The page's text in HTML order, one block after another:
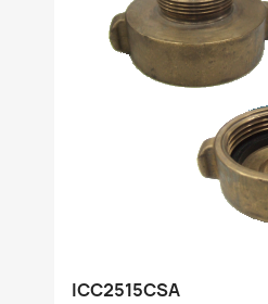
ICC2515CSA